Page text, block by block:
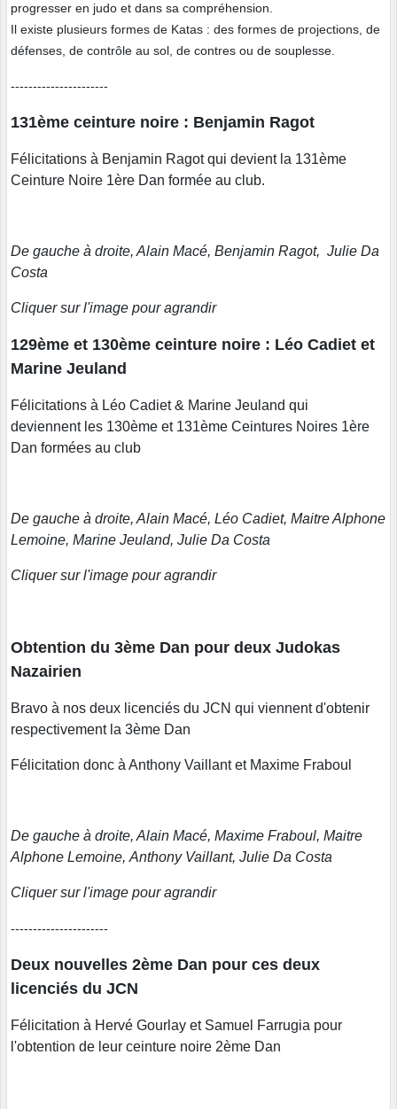
progresser en judo et dans sa compréhension.
Il existe plusieurs formes de Katas : des formes de projections, de
défenses, de contrôle au sol, de contres ou de souplesse.
----------------------
131ème ceinture noire : Benjamin Ragot
Félicitations à Benjamin Ragot qui devient la 131ème
Ceinture Noire 1ère Dan formée au club.
De gauche à droite, Alain Macé, Benjamin Ragot, Julie Da
Costa
Cliquer sur l'image pour agrandir
129ème et 130ème ceinture noire : Léo Cadiet et
Marine Jeuland
Félicitations à Léo Cadiet & Marine Jeuland qui
deviennent les 130ème et 131ème Ceintures Noires 1ère
Dan formées au club
De gauche à droite, Alain Macé, Léo Cadiet, Maitre Alphone
Lemoine, Marine Jeuland, Julie Da Costa
Cliquer sur l'image pour agrandir
Obtention du 3ème Dan pour deux Judokas
Nazairien
Bravo à nos deux licenciés du JCN qui viennent d'obtenir
respectivement la 3ème Dan
Félicitation donc à Anthony Vaillant et Maxime Fraboul
De gauche à droite, Alain Macé, Maxime Fraboul, Maitre
Alphone Lemoine, Anthony Vaillant, Julie Da Costa
Cliquer sur l'image pour agrandir
----------------------
Deux nouvelles 2ème Dan pour ces deux
licenciés du JCN
Félicitation à Hervé Gourlay et Samuel Farrugia pour
l'obtention de leur ceinture noire 2ème Dan